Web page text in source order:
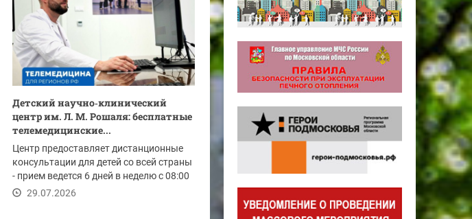
Детский научно‑клинический
центр им. Л. М. Рошаля: бесплатные
телемедицинские...
Центр предоставляет дистанционные
консультации для детей со всей страны
- прием ведется 6 дней в неделю с 08:00
до...29.07.2026